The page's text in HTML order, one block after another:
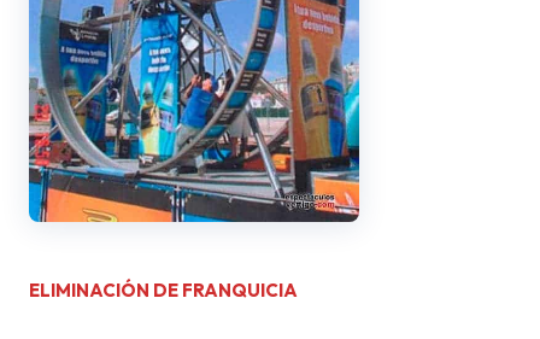
ELIMINACIÓN DE FRANQUICIA